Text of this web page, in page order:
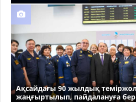
Ақсайдағы 90 жылдық
жаңғыртылып, пайдалануға